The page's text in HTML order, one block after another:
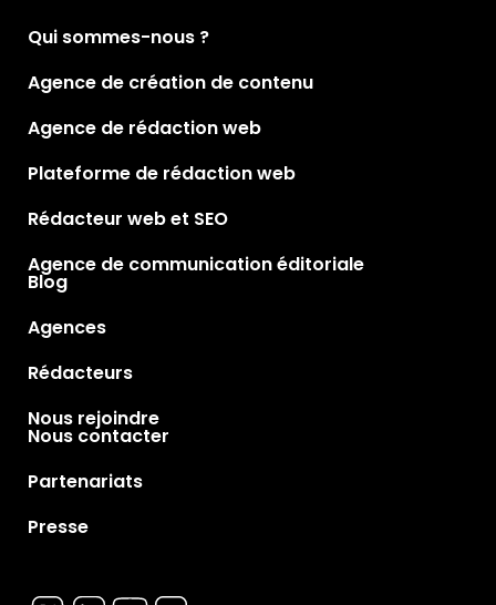
Qui sommes-nous ?
Agence de création de contenu
Agence de rédaction web
Plateforme de rédaction web
Rédacteur web et SEO
Agence de communication éditoriale
Blog
Agences
Rédacteurs
Nous rejoindre
Nous contacter
Partenariats
Presse